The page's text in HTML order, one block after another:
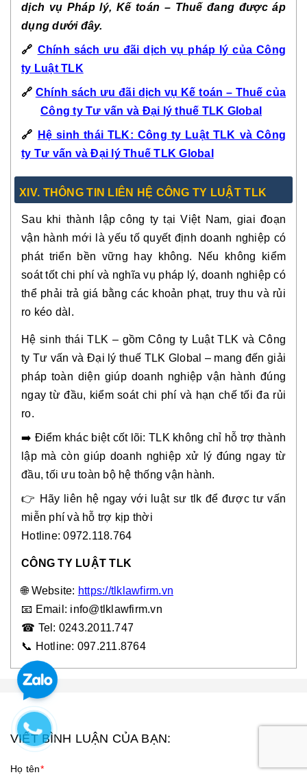
dịch vụ Pháp lý, Kế toán – Thuế đang được áp
dụng dưới đây.
🔗 Chính sách ưu đãi dịch vụ pháp lý của Công
ty Luật TLK
🔗 Chính sách ưu đãi dịch vụ Kế toán – Thuế của
Công ty Tư vấn và Đại lý thuế TLK Global
🔗
Hệ sinh thái TLK: Công ty Luật TLK và Công
ty Tư vấn và Đại lý Thuế TLK Global
XIV. THÔNG TIN LIÊN HỆ CÔNG TY LUẬT TLK
Sau khi thành lập công ty tại Việt Nam, giai đoạn
vận hành mới là yếu tố quyết định doanh nghiệp có
phát triển bền vững hay không. Nếu không kiểm
soát tốt chi phí và nghĩa vụ pháp lý, doanh nghiệp có
thể phải trả giá bằng các khoản phạt, truy thu và rủi
ro kéo dàI.
Hệ sinh thái TLK – gồm Công ty Luật TLK và Công
ty Tư vấn và Đại lý thuế TLK Global – mang đến giải
pháp toàn diện giúp doanh nghiệp vận hành đúng
ngay từ đầu, kiểm soát chi phí và hạn chế tối đa rủi
ro.
➡️ Điểm khác biệt cốt lõi: TLK không chỉ hỗ trợ thành
lập mà còn giúp doanh nghiệp xử lý đúng ngay từ
đầu, tối ưu toàn bộ hệ thống vận hành.
👉 Hãy liên hệ ngay với luật sư tlk để được tư vấn
miễn phí và hỗ trợ kịp thời
Hotline: 0972.118.764
CÔNG TY LUẬT TLK
🌐 Website: https://tlklawfirm.vn
📧 Email: info@tlklawfirm.vn
☎ Tel: 0243.2011.747
📞 Hotline: 097.211.8764
VIẾT BÌNH LUẬN CỦA BẠN:
Họ tên*